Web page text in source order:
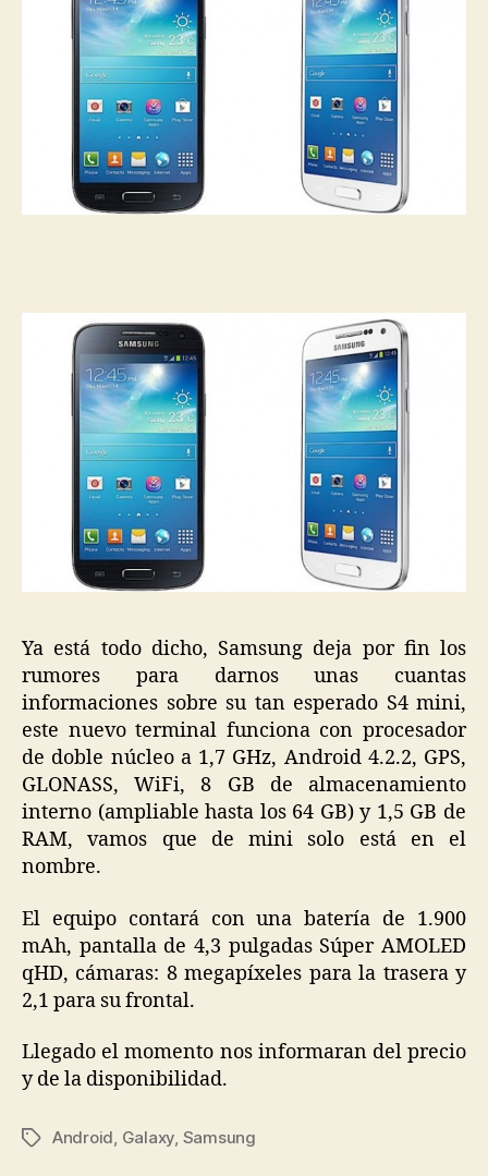
dual
core
a
1,7
GHz
Ya está todo dicho, Samsung deja por fin los
rumores para darnos unas cuantas
informaciones sobre su tan esperado S4 mini,
este nuevo terminal funciona con procesador
de doble núcleo a 1,7 GHz, Android 4.2.2, GPS,
GLONASS, WiFi, 8 GB de almacenamiento
interno (ampliable hasta los 64 GB) y 1,5 GB de
RAM, vamos que de mini solo está en el
nombre.
El equipo contará con una batería de 1.900
mAh, pantalla de 4,3 pulgadas Súper AMOLED
qHD, cámaras: 8 megapíxeles para la trasera y
2,1 para su frontal.
Llegado el momento nos informaran del precio
y de la disponibilidad.
Etiquetas
Android, Galaxy, Samsung